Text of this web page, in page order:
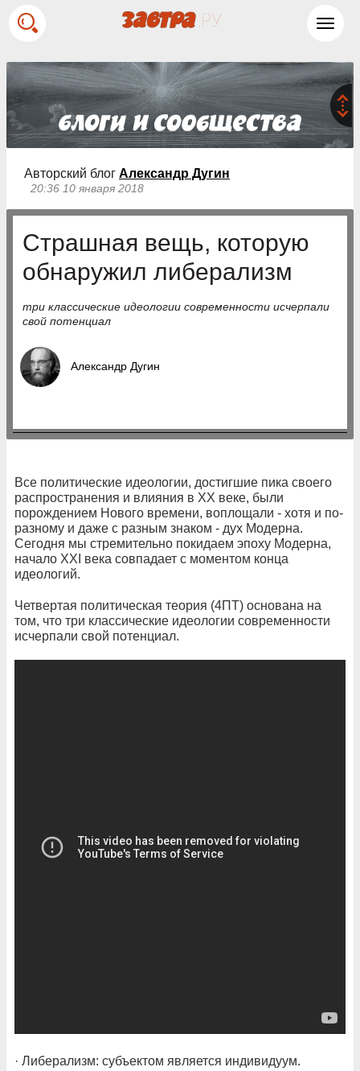
Авторский блог Александр Дугин
20:36 10 января 2018
Страшная вещь, которую
обнаружил либерализм
три классические идеологии современности исчерпали
свой потенциал
Александр Дугин
Все политические идеологии, достигшие пика своего
распространения и влияния в ХХ веке, были
порождением Нового времени, воплощали - хотя и по-
разному и даже с разным знаком - дух Модерна.
Сегодня мы стремительно покидаем эпоху Модерна,
начало XXI века совпадает с моментом конца
идеологий.
Четвертая политическая теория (4ПТ) основана на
том, что три классические идеологии современности
исчерпали свой потенциал.
· Либерализм: субъектом является индивидуум.